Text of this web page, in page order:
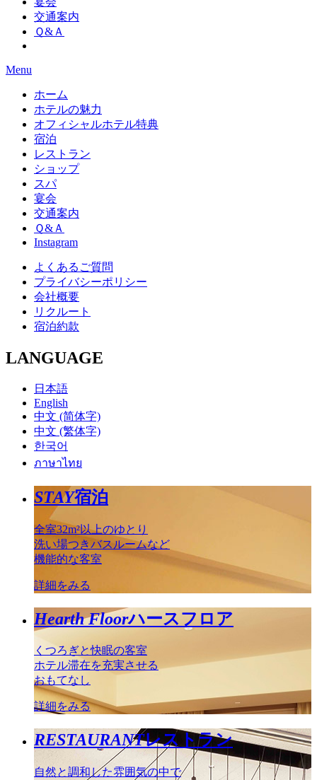
交通案内
Ｑ&Ａ
Menu
ホーム
ホテルの魅力
オフィシャルホテル特典
宿泊
レストラン
ショップ
スパ
宴会
交通案内
Ｑ&Ａ
Instagram
よくあるご質問
プライバシーポリシー
会社概要
リクルート
宿泊約款
LANGUAGE
日本語
English
中文 (简体字)
中文 (繁体字)
한국어
ภาษาไทย
STAY宿泊
全室32m²以上のゆとり
洗い場つきバスルームなど
機能的な客室
詳細をみる
Hearth Floorハースフロア
くつろぎと快眠の客室
ホテル滞在を充実させる
おもてなし
詳細をみる
RESTAURANTレストラン
自然と調和した雰囲気の中で